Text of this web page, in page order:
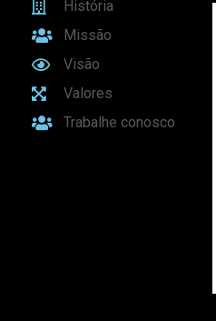
História
Missão
Visão
Valores
Trabalhe conosco